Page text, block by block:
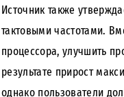
Источник также
тактовыми частотами.
процессора, улучшить
результате прирост
однако пользователи